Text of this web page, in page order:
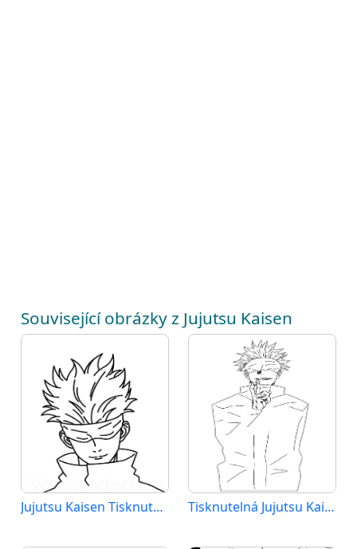
Související obrázky z Jujutsu Kaisen
Jujutsu Kaisen Tisknutelná pro Děti Tisknutelná Jujutsu Kaisen Obrázek